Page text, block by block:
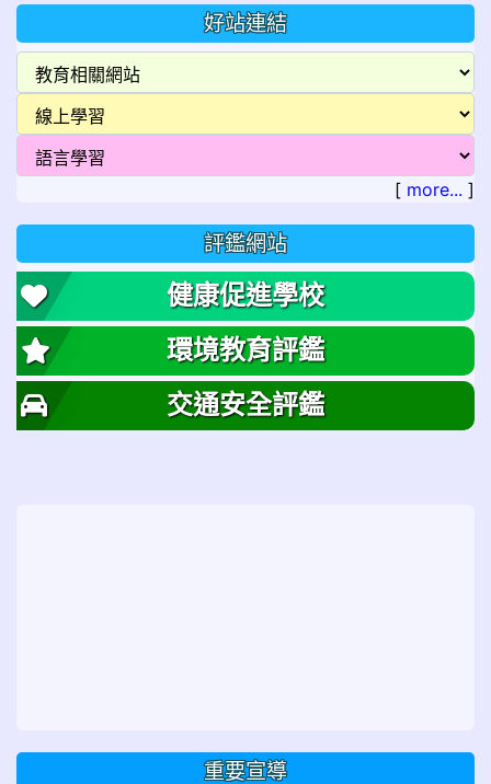
好站連結
[ more... ]
評鑑網站
健康促進學校
環境教育評鑑
交通安全評鑑
重要宣導